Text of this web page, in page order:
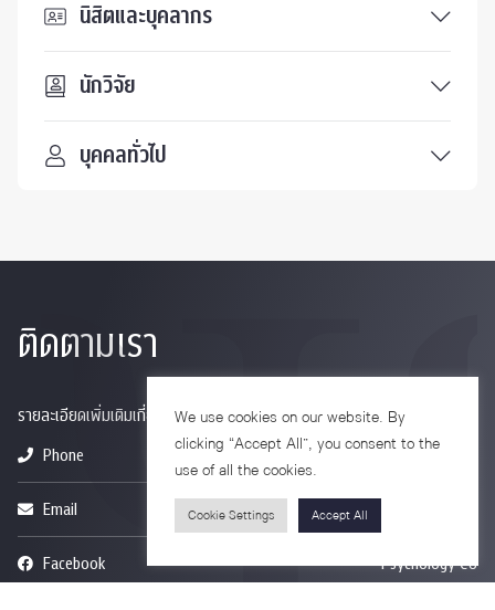
นิสิตและบุคลากร
นักวิจัย
บุคคลทั่วไป
ติดตามเรา
รายละเอียดเพิ่มเติมเกี่ยวกับคณะ ติดตามข่าวสารคณะ
Phone
0-2218-1185
Email
Facebook Psychology CU
We use cookies on our website. By
clicking “Accept All”, you consent to the
use of all the cookies.
Cookie Settings Accept All